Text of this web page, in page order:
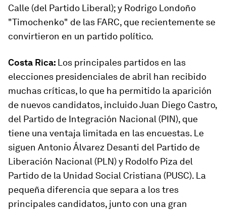
Calle (del Partido Liberal); y Rodrigo Londoño
"Timochenko" de las FARC, que recientemente se
convirtieron en un partido político.
Costa Rica: Los principales partidos en las
elecciones presidenciales de abril han recibido
muchas críticas, lo que ha permitido la aparición
de nuevos candidatos, incluido Juan Diego Castro,
del Partido de Integración Nacional (PIN), que
tiene una ventaja limitada en las encuestas. Le
siguen Antonio Álvarez Desanti del Partido de
Liberación Nacional (PLN) y Rodolfo Piza del
Partido de la Unidad Social Cristiana (PUSC). La
pequeña diferencia que separa a los tres
principales candidatos, junto con una gran